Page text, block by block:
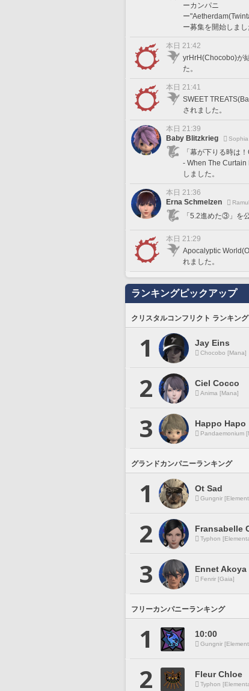
ーカンパニ
ー
ー募集を開始しまし
本日 21:42
yrHrH(Chocobo)が
た。
本日 21:41
SWEET
されました。
本日 21:39
Baby Blitzkrieg
「幕が下りる時は
- When The Curtain
しました。
本日 21:36
Erna Schmelzen
「5.2進めた③」を
本日 21:29
Apocalyptic
れました。
ランキングピックアップ
クリスタルコンフリクト ランキング
1 Jay Eins
Chocobo [Mana]
2 Ciel Cocco
Anima [Mana]
3 Happo Hapo
Pandaemonium
グランドカンパニーランキング
1 Ot Sad
Gungnir
2 Fransabelle
Typhon
3 Ennet Akoya
Fenrir [Gaia]
フリーカンパニーランキング
1 10:00
Gungnir
2 Fleur Chloe
Typhon